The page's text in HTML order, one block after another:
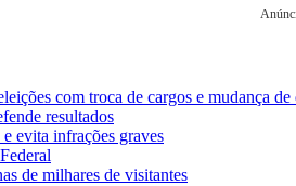
com troca de cargos e mudança
resultados
evita infrações graves
de milhares de visitantes